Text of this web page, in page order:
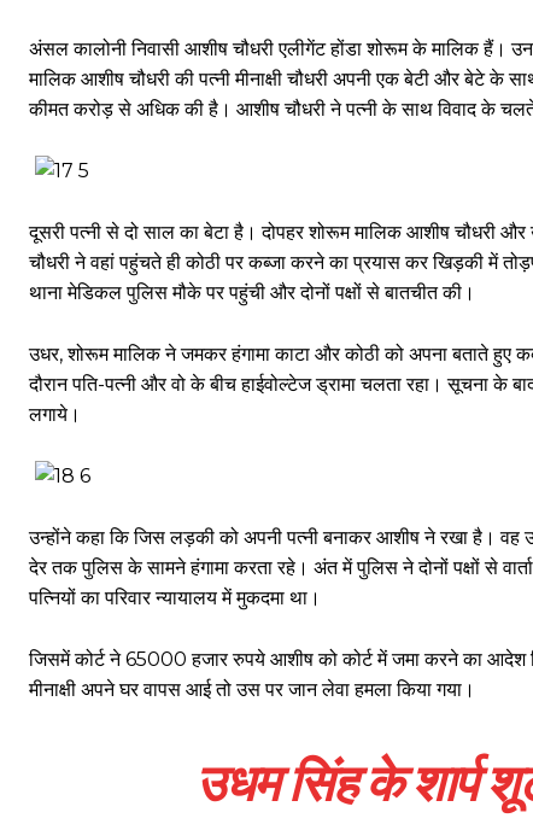
अंसल कालोनी निवासी आशीष चौधरी एलीगेंट होंडा शोरूम के मालिक हैं।
मालिक आशीष चौधरी की पत्नी मीनाक्षी चौधरी अपनी एक बेटी और बेटे के
कीमत करोड़ से अधिक की है। आशीष चौधरी ने पत्नी के साथ विवाद के चलते
दूसरी पत्नी से दो साल का बेटा है। दोपहर शोरूम मालिक आशीष चौधरी
चौधरी ने वहां पहुंचते ही कोठी पर कब्जा करने का प्रयास कर खिड़की में
थाना मेडिकल पुलिस मौके पर पहुंची और दोनों पक्षों से बातचीत की।
उधर, शोरूम मालिक ने जमकर हंगामा काटा और कोठी को अपना बताते
दौरान पति-पत्नी और वो के बीच हाईवोल्टेज ड्रामा चलता रहा। सूचना के
लगाये।
उन्होंने कहा कि जिस लड़की को अपनी पत्नी बनाकर आशीष ने रखा है। वह
देर तक पुलिस के सामने हंगामा करता रहे। अंत में पुलिस ने दोनों पक्षों से
पत्नियों का परिवार न्यायालय में मुकदमा था।
जिसमें कोर्ट ने 65000 हजार रुपये आशीष को कोर्ट में जमा करने का
मीनाक्षी अपने घर वापस आई तो उस पर जान लेवा हमला किया गया।
उधम सिंह के शार्प